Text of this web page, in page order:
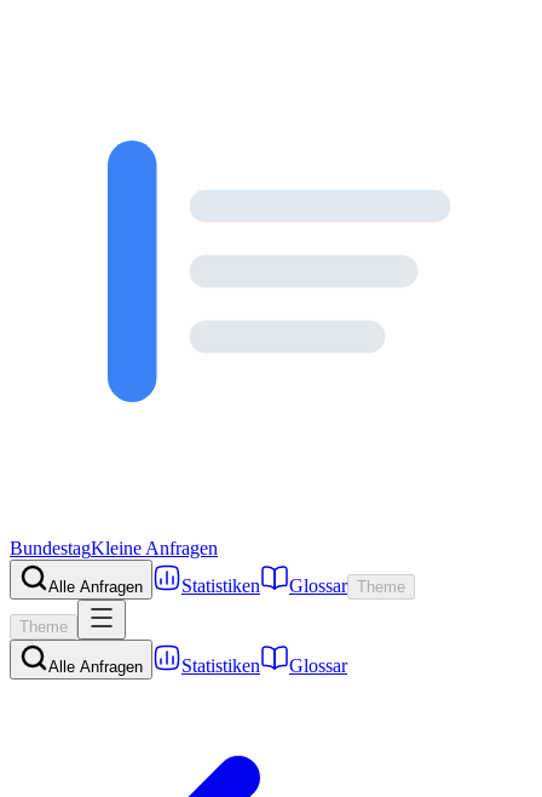
BundestagKleine Anfragen
Alle Anfragen Statistiken Glossar Theme
Theme
Alle Anfragen Statistiken Glossar